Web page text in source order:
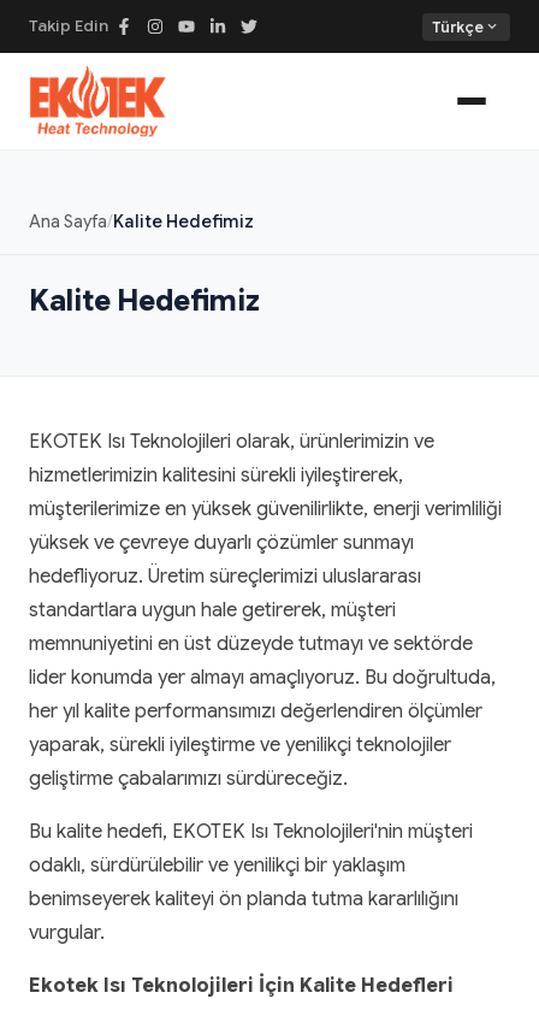
Takip Edin Türkçe expand_more
Ana Sayfa Kalite Hedefimiz
Kalite Hedefimiz
EKOTEK Isı Teknolojileri olarak, ürünlerimizin ve
hizmetlerimizin kalitesini sürekli iyileştirerek,
müşterilerimize en yüksek güvenilirlikte, enerji verimliliği
yüksek ve çevreye duyarlı çözümler sunmayı
hedefliyoruz. Üretim süreçlerimizi uluslararası
standartlara uygun hale getirerek, müşteri
memnuniyetini en üst düzeyde tutmayı ve sektörde
lider konumda yer almayı amaçlıyoruz. Bu doğrultuda,
her yıl kalite performansımızı değerlendiren ölçümler
yaparak, sürekli iyileştirme ve yenilikçi teknolojiler
geliştirme çabalarımızı sürdüreceğiz.
Bu kalite hedefi, EKOTEK Isı Teknolojileri'nin müşteri
odaklı, sürdürülebilir ve yenilikçi bir yaklaşım
benimseyerek kaliteyi ön planda tutma kararlılığını
vurgular.
Ekotek Isı Teknolojileri İçin Kalite Hedefleri